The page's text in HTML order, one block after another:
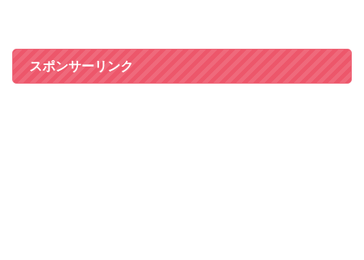
スポンサーリンク